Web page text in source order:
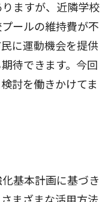
ますが、近隣学校
ールの維持費が不
に運動機会を提供
待できます。今回
討を働きかけてま
基本計画に基づき